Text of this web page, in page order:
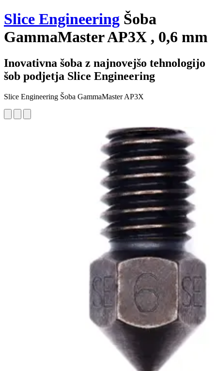
Slice Engineering Šoba
GammaMaster AP3X , 0,6 mm
Inovativna šoba z najnovejšo tehnologijo
šob podjetja Slice Engineering
Slice Engineering Šoba GammaMaster AP3X